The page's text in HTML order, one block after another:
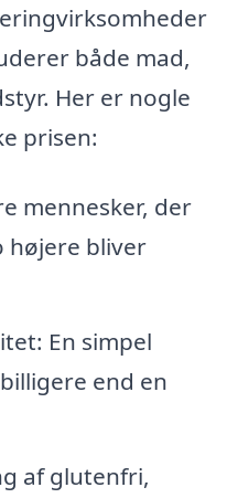
både mad,
Her er nogle
prisen:
mennesker, der
højere bliver
En simpel
end en
af glutenfri,